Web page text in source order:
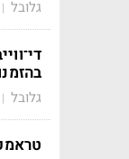
גלובל |
גלובל |